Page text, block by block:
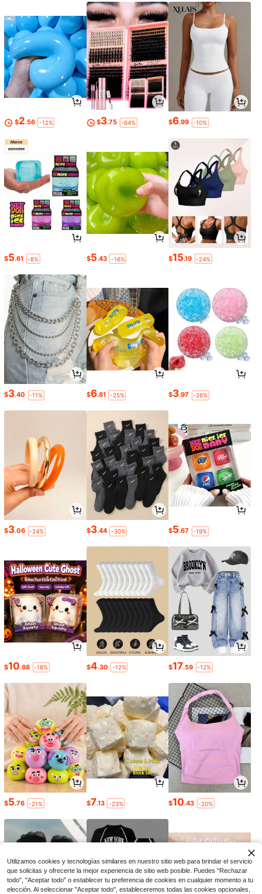
$2.56 -12% $3.75 -64% $6.99 -10%
$5.61 -8% $5.43 -16% $15.19 -24%
$3.40 -11% $6.81 -25% $3.97 -26%
$3.06 -24% $3.44 -30% $5.67 -19%
$10.98 -18% $4.30 -12% $17.59 -12%
$5.76 -21% $7.13 -23% $10.43 -20%
Utilizamos cookies y tecnologías similares en nuestro sitio web para brindar el servicio
que solicitas y ofrecerte la mejor experiencia de sitio web posible. Puedes "Rechazar
todo", "Aceptar todo" o establecer tu preferencia de cookies en cualquier momento a tu
elección. Al seleccionar "Aceptar todo", estableceremos todas las cookies opcionales,